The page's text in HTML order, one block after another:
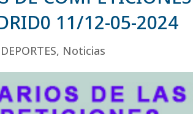
11/12-05-2024
DEPORTES, Noticias